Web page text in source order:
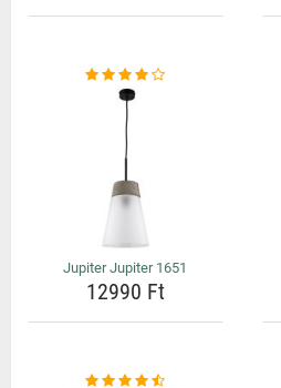
Jupiter Jupiter 1651
12990 Ft